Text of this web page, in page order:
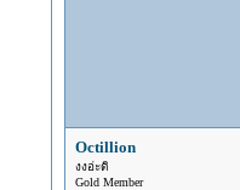
Octillion
งงอ่ะดิ
Gold Member